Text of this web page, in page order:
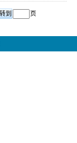
页